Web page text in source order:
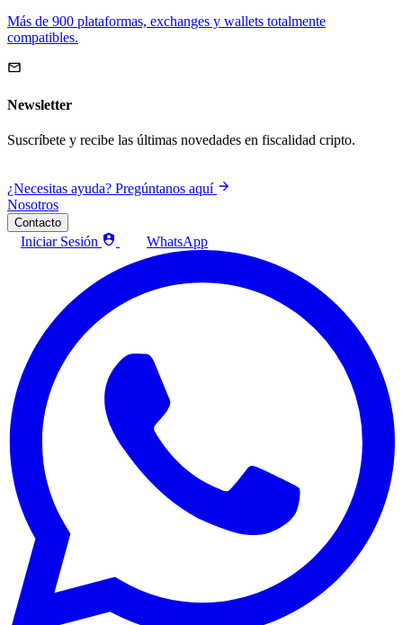
Más de 900 plataformas, exchanges y wallets totalmente
compatibles.
Newsletter
Suscríbete y recibe las últimas novedades en fiscalidad cripto.
¿Necesitas ayuda? Pregúntanos aquí
Nosotros
Contacto
Iniciar Sesión WhatsApp